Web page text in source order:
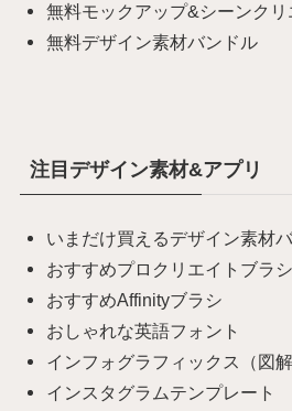
無料モックアップ&シーンクリ
無料デザイン素材バンドル
注目デザイン素材&アプリ
いまだけ買えるデザイン素材
おすすめプロクリエイトブラシ
おすすめAffinityブラシ
おしゃれな英語フォント
インフォグラフィックス（図
インスタグラムテンプレート